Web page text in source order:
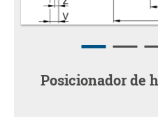
Posicionador de